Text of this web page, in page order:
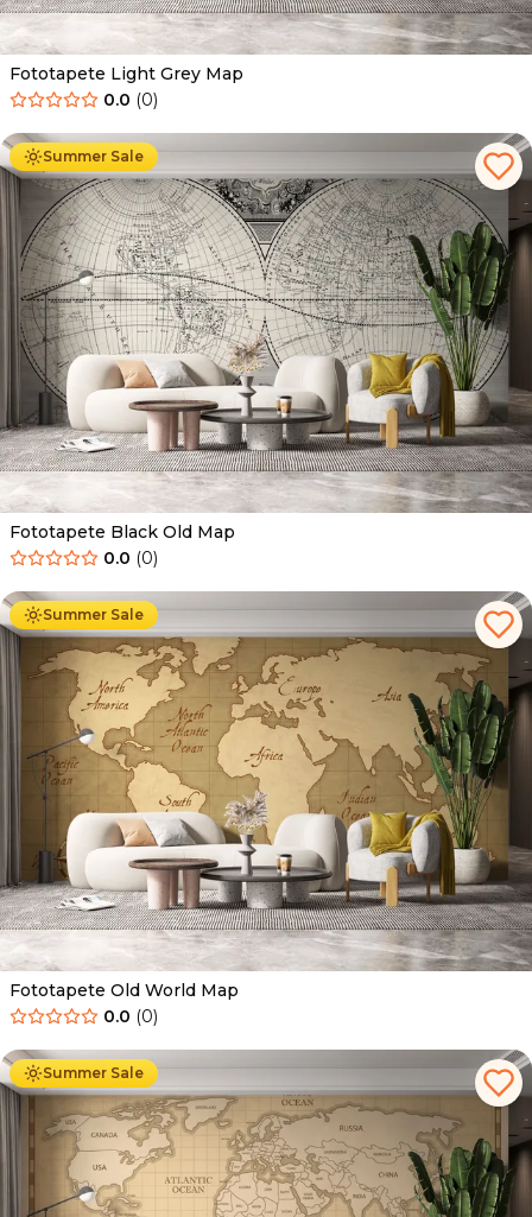
Fototapete Light Grey Map
0.0 (0)
Summer Sale
Ab 34.90 € 19.90
Fototapete Black Old Map
0.0 (0)
Summer Sale
Ab 34.90 € 19.90
Fototapete Old World Map
0.0 (0)
Summer Sale
Ab 34.90 € 19.90